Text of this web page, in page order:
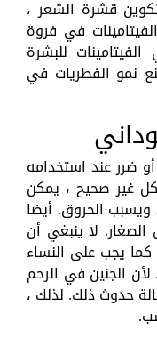
قشرة الشعر ،
في فروة
للبشرة
نمو الفطريات في
ضرر عند استخدامه
غير صحيح ، يمكن
ويسبب الحروق. أيضا
لا ينبغي أن
يجب على النساء
الجنين في الرحم
حدوث ذلك. لذلك ،